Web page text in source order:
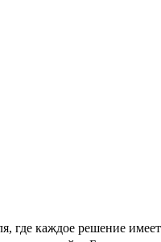
каждое решение